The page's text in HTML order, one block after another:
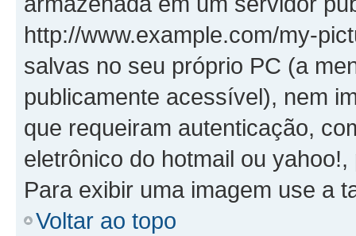
http://www.example.com/my-
salvas no seu próprio PC (a
publicamente acessível), nem
que requeiram autenticação,
eletrônico do hotmail ou
Para exibir uma imagem use a
Voltar ao topo